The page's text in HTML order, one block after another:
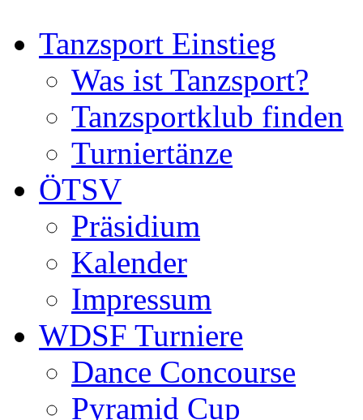
Tanzsport Einstieg
Was ist Tanzsport?
Tanzsportklub finden
Turniertänze
ÖTSV
Präsidium
Kalender
Impressum
WDSF Turniere
Dance Concourse
Pyramid Cup